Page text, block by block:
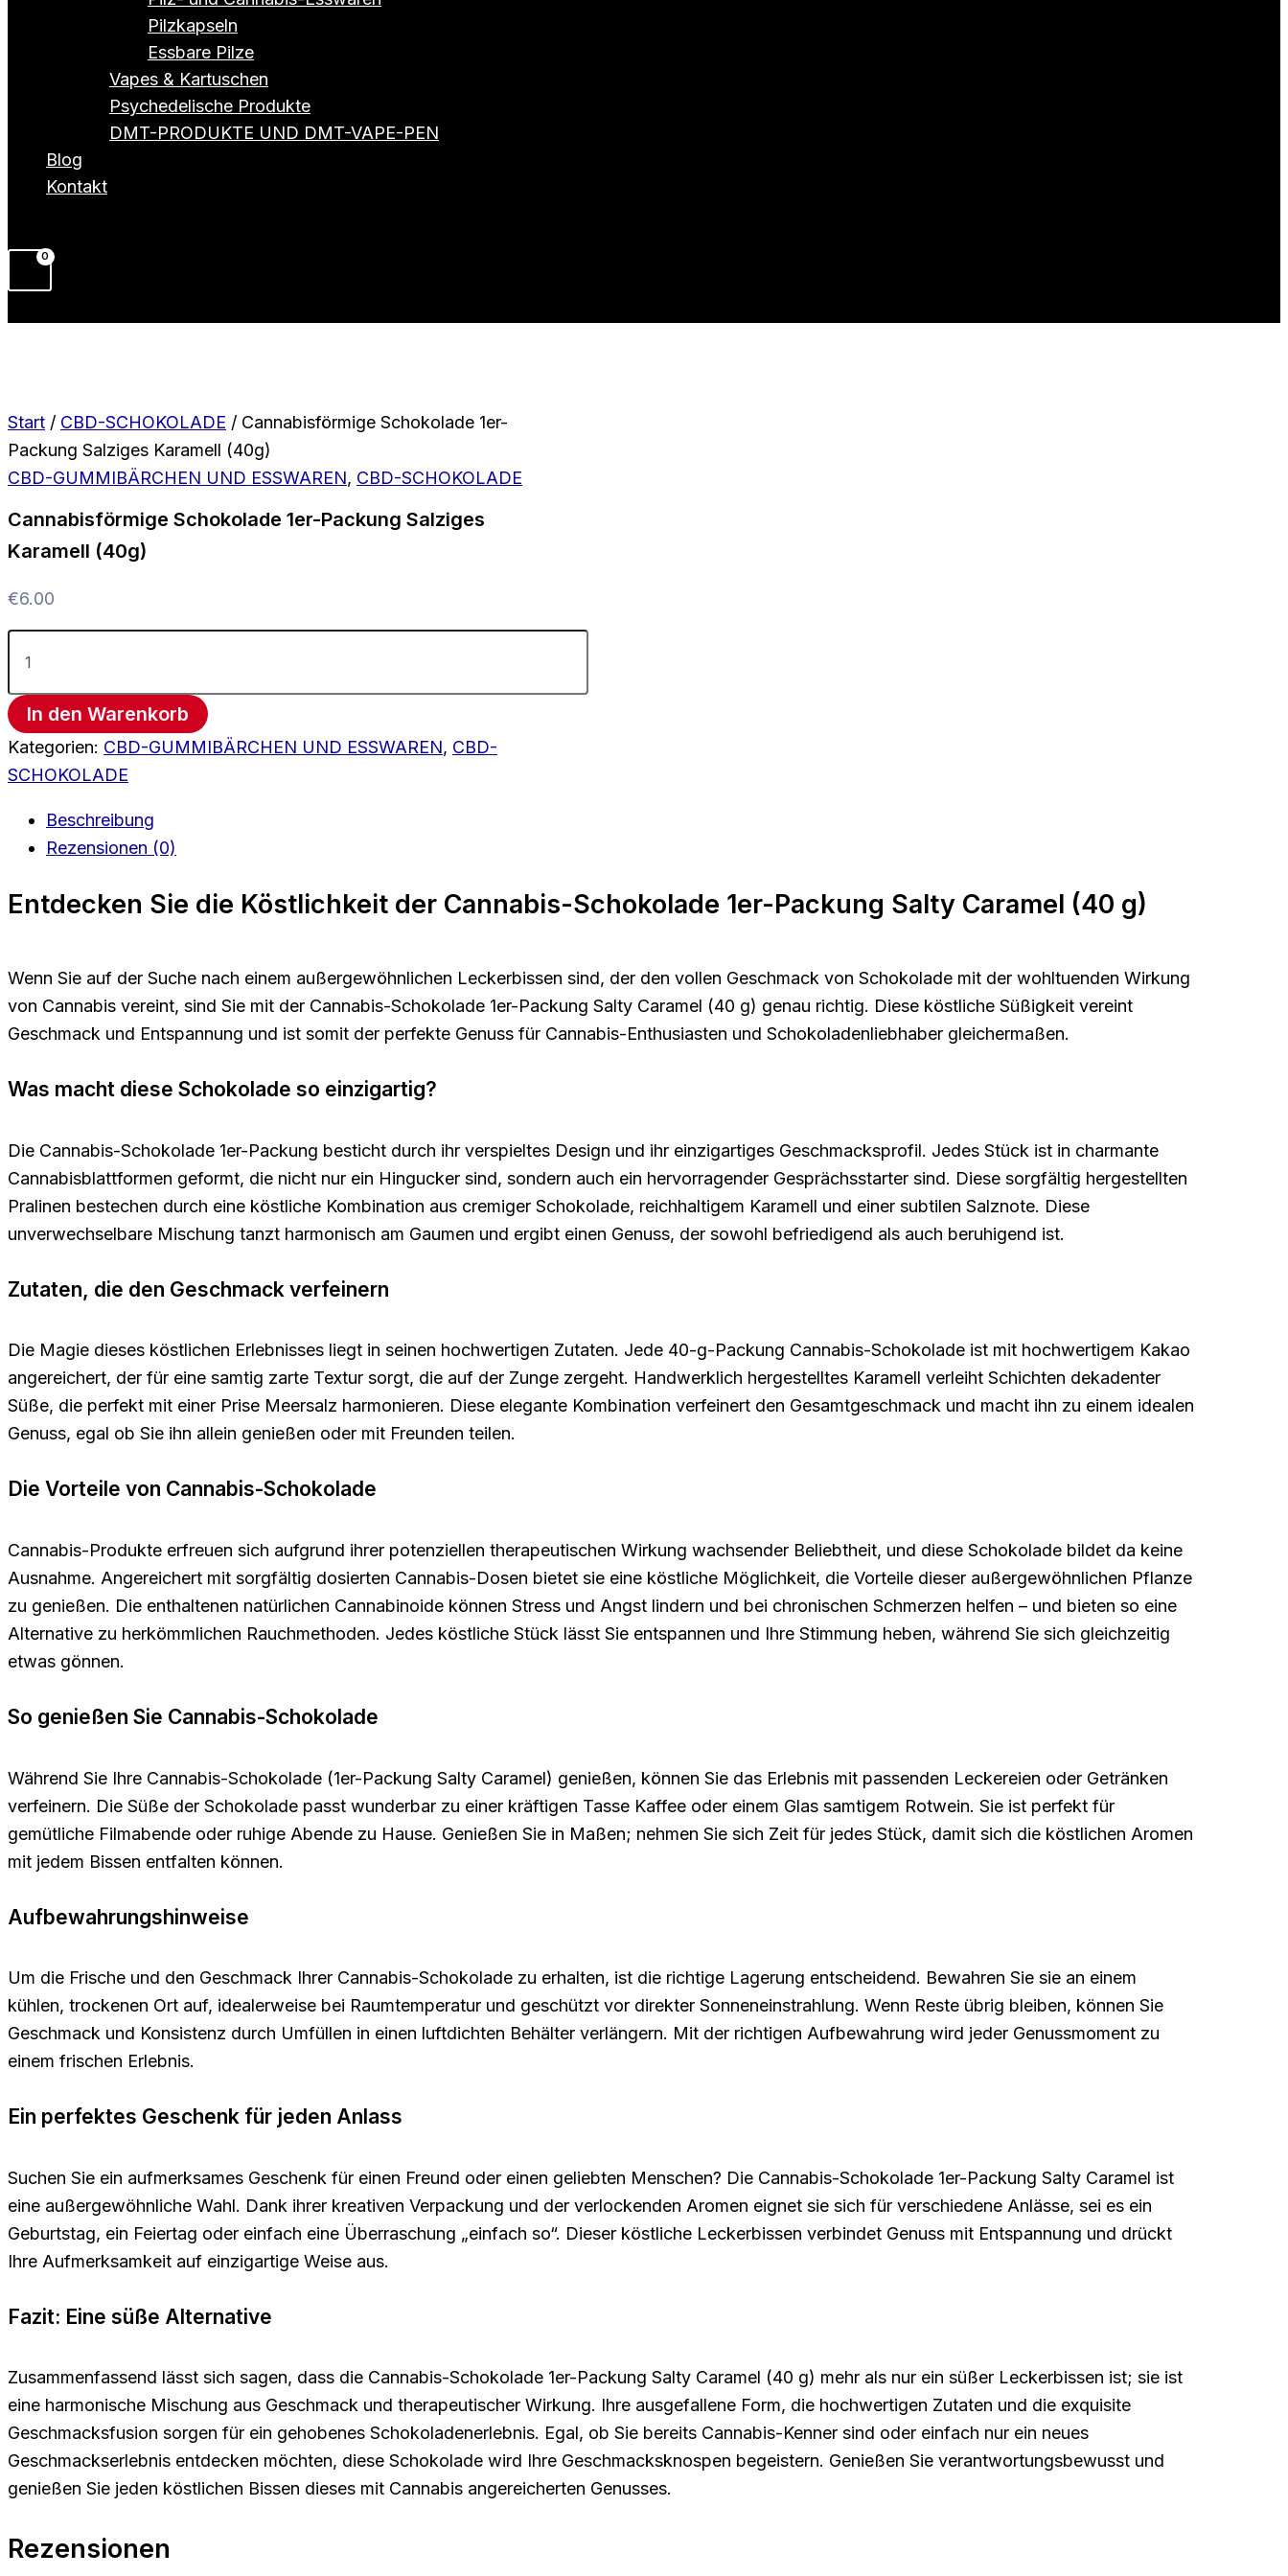
Pilzkapseln
Essbare Pilze
Vapes & Kartuschen
Psychedelische Produkte
DMT-PRODUKTE UND DMT-VAPE-PEN
Blog
Kontakt
Start / CBD-SCHOKOLADE / Cannabisförmige Schokolade 1er-
Packung Salziges Karamell (40g)
CBD-GUMMIBÄRCHEN UND ESSWAREN, CBD-SCHOKOLADE
Cannabisförmige Schokolade 1er-Packung Salziges
Karamell (40g)
€6.00
In den Warenkorb
Kategorien: CBD-GUMMIBÄRCHEN UND ESSWAREN, CBD-
SCHOKOLADE
Beschreibung
Rezensionen (0)
Entdecken Sie die Köstlichkeit der Cannabis-Schokolade 1er-Packung Salty Caramel (40 g)
Wenn Sie auf der Suche nach einem außergewöhnlichen Leckerbissen sind, der den vollen Geschmack von Schokolade mit der wohltuenden Wirkung
von Cannabis vereint, sind Sie mit der Cannabis-Schokolade 1er-Packung Salty Caramel (40 g) genau richtig. Diese köstliche Süßigkeit vereint
Geschmack und Entspannung und ist somit der perfekte Genuss für Cannabis-Enthusiasten und Schokoladenliebhaber gleichermaßen.
Was macht diese Schokolade so einzigartig?
Die Cannabis-Schokolade 1er-Packung besticht durch ihr verspieltes Design und ihr einzigartiges Geschmacksprofil. Jedes Stück ist in charmante
Cannabisblattformen geformt, die nicht nur ein Hingucker sind, sondern auch ein hervorragender Gesprächsstarter sind. Diese sorgfältig hergestellten
Pralinen bestechen durch eine köstliche Kombination aus cremiger Schokolade, reichhaltigem Karamell und einer subtilen Salznote. Diese
unverwechselbare Mischung tanzt harmonisch am Gaumen und ergibt einen Genuss, der sowohl befriedigend als auch beruhigend ist.
Zutaten, die den Geschmack verfeinern
Die Magie dieses köstlichen Erlebnisses liegt in seinen hochwertigen Zutaten. Jede 40-g-Packung Cannabis-Schokolade ist mit hochwertigem Kakao
angereichert, der für eine samtig zarte Textur sorgt, die auf der Zunge zergeht. Handwerklich hergestelltes Karamell verleiht Schichten dekadenter
Süße, die perfekt mit einer Prise Meersalz harmonieren. Diese elegante Kombination verfeinert den Gesamtgeschmack und macht ihn zu einem idealen
Genuss, egal ob Sie ihn allein genießen oder mit Freunden teilen.
Die Vorteile von Cannabis-Schokolade
Cannabis-Produkte erfreuen sich aufgrund ihrer potenziellen therapeutischen Wirkung wachsender Beliebtheit, und diese Schokolade bildet da keine
Ausnahme. Angereichert mit sorgfältig dosierten Cannabis-Dosen bietet sie eine köstliche Möglichkeit, die Vorteile dieser außergewöhnlichen Pflanze
zu genießen. Die enthaltenen natürlichen Cannabinoide können Stress und Angst lindern und bei chronischen Schmerzen helfen – und bieten so eine
Alternative zu herkömmlichen Rauchmethoden. Jedes köstliche Stück lässt Sie entspannen und Ihre Stimmung heben, während Sie sich gleichzeitig
etwas gönnen.
So genießen Sie Cannabis-Schokolade
Während Sie Ihre Cannabis-Schokolade (1er-Packung Salty Caramel) genießen, können Sie das Erlebnis mit passenden Leckereien oder Getränken
verfeinern. Die Süße der Schokolade passt wunderbar zu einer kräftigen Tasse Kaffee oder einem Glas samtigem Rotwein. Sie ist perfekt für
gemütliche Filmabende oder ruhige Abende zu Hause. Genießen Sie in Maßen; nehmen Sie sich Zeit für jedes Stück, damit sich die köstlichen Aromen
mit jedem Bissen entfalten können.
Aufbewahrungshinweise
Um die Frische und den Geschmack Ihrer Cannabis-Schokolade zu erhalten, ist die richtige Lagerung entscheidend. Bewahren Sie sie an einem
kühlen, trockenen Ort auf, idealerweise bei Raumtemperatur und geschützt vor direkter Sonneneinstrahlung. Wenn Reste übrig bleiben, können Sie
Geschmack und Konsistenz durch Umfüllen in einen luftdichten Behälter verlängern. Mit der richtigen Aufbewahrung wird jeder Genussmoment zu
einem frischen Erlebnis.
Ein perfektes Geschenk für jeden Anlass
Suchen Sie ein aufmerksames Geschenk für einen Freund oder einen geliebten Menschen? Die Cannabis-Schokolade 1er-Packung Salty Caramel ist
eine außergewöhnliche Wahl. Dank ihrer kreativen Verpackung und der verlockenden Aromen eignet sie sich für verschiedene Anlässe, sei es ein
Geburtstag, ein Feiertag oder einfach eine Überraschung „einfach so“. Dieser köstliche Leckerbissen verbindet Genuss mit Entspannung und drückt
Ihre Aufmerksamkeit auf einzigartige Weise aus.
Fazit: Eine süße Alternative
Zusammenfassend lässt sich sagen, dass die Cannabis-Schokolade 1er-Packung Salty Caramel (40 g) mehr als nur ein süßer Leckerbissen ist; sie ist
eine harmonische Mischung aus Geschmack und therapeutischer Wirkung. Ihre ausgefallene Form, die hochwertigen Zutaten und die exquisite
Geschmacksfusion sorgen für ein gehobenes Schokoladenerlebnis. Egal, ob Sie bereits Cannabis-Kenner sind oder einfach nur ein neues
Geschmackserlebnis entdecken möchten, diese Schokolade wird Ihre Geschmacksknospen begeistern. Genießen Sie verantwortungsbewusst und
genießen Sie jeden köstlichen Bissen dieses mit Cannabis angereicherten Genusses.
Rezensionen